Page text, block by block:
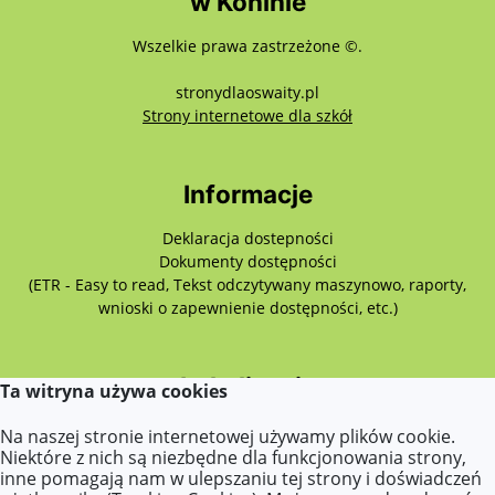
Wszelkie prawa zastrzeżone ©.
stronydlaoswaity.pl
Strony internetowe dla szkółotwiera się w
Informacje
Deklaracja dostepności
Dokumenty dostępności
(ETR - Easy to read, Tekst odczytywany maszynowo, raporty,
wnioski o zapewnienie dostępności, etc.)
Lokalizacja
Różyckiego 3,
62-510 Konin
Ta witryna używa cookies
Na naszej stronie internetowej używamy plików cookie.
Niektóre z nich są niezbędne dla funkcjonowania strony,
inne pomagają nam w ulepszaniu tej strony i doświadczeń